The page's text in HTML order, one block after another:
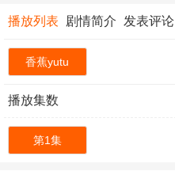
播放列表 剧情简介 发表评论
香蕉yutu
播放集数
第1集